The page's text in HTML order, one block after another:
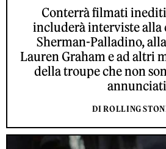
Conterrà filmati
includerà interviste alla
Sherman-Palladino,
Lauren Graham e ad altri
della troupe che non
annunciati
DI ROLLING